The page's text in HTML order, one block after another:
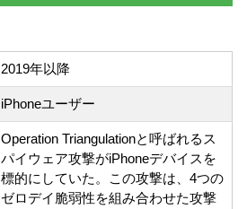
2019年以降
iPhoneユーザー
Operation Triangulationと呼ばれるス
パイウェア攻撃がiPhoneデバイスを
標的にしていた。この攻撃は、4つの
ゼロデイ脆弱性を組み合わせた攻撃